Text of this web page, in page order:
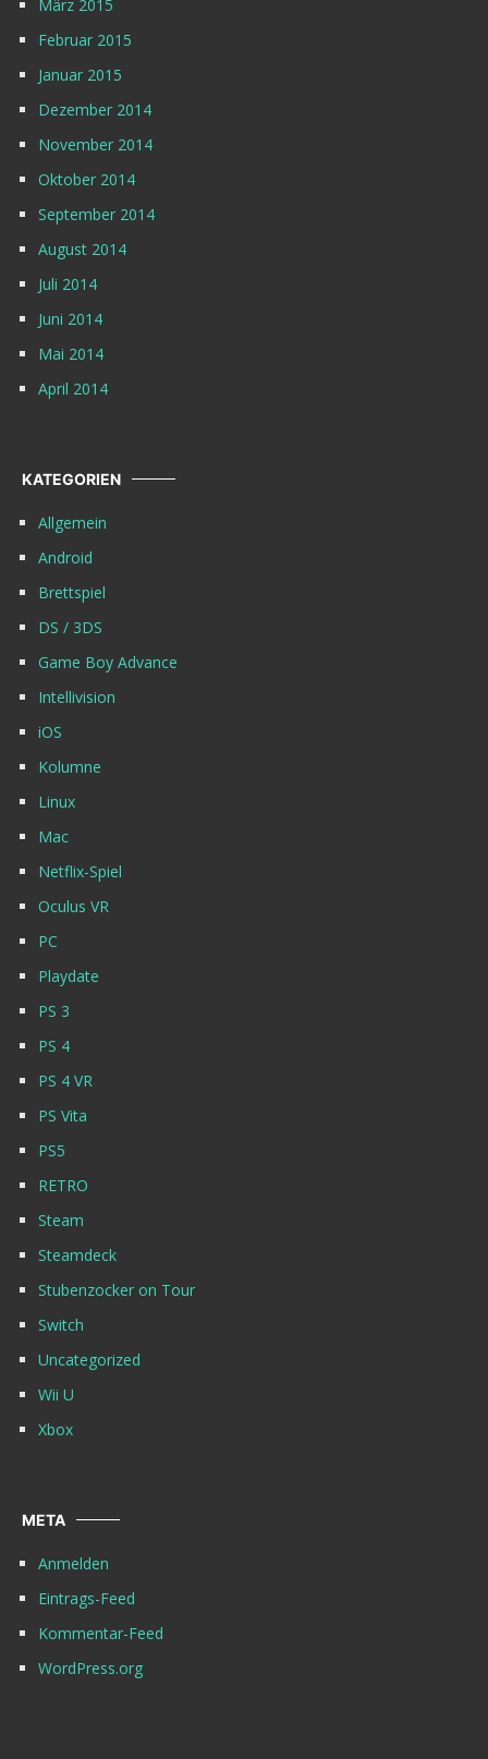
März 2015
Februar 2015
Januar 2015
Dezember 2014
November 2014
Oktober 2014
September 2014
August 2014
Juli 2014
Juni 2014
Mai 2014
April 2014
KATEGORIEN
Allgemein
Android
Brettspiel
DS / 3DS
Game Boy Advance
Intellivision
iOS
Kolumne
Linux
Mac
Netflix-Spiel
Oculus VR
PC
Playdate
PS 3
PS 4
PS 4 VR
PS Vita
PS5
RETRO
Steam
Steamdeck
Stubenzocker on Tour
Switch
Uncategorized
Wii U
Xbox
META
Anmelden
Eintrags-Feed
Kommentar-Feed
WordPress.org